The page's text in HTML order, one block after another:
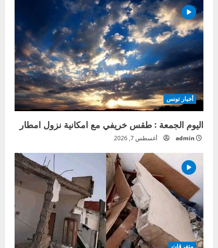
أخبار تونس
اليوم الجمعة : طقس خريفي مع امكانية نزول امطار
admin أغسطس 7, 2026
متفرقات